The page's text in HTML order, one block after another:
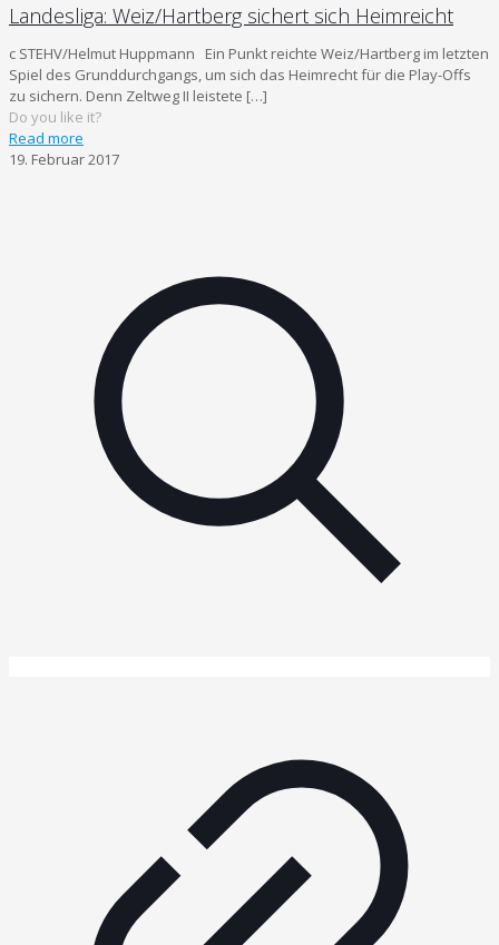
Landesliga: Weiz/Hartberg sichert sich Heimreicht
c STEHV/Helmut Huppmann Ein Punkt reichte Weiz/Hartberg im letzten
Spiel des Grunddurchgangs, um sich das Heimrecht für die Play-Offs
zu sichern. Denn Zeltweg II leistete […]
Do you like it?
Read more
19. Februar 2017